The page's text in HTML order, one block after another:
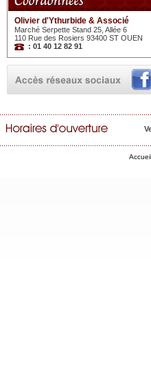
Olivier d'Ythurbide & Associé
Marché Serpette Stand 25, Allée 6
110 Rue des Rosiers 93400 ST OUEN
: 01 40 12 82 91
Accueil